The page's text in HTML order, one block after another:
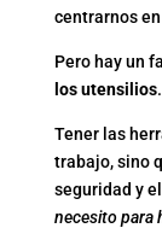
centrarnos
Pero hay un
los utensilios.
Tener las
trabajo, sino
seguridad y
necesito para